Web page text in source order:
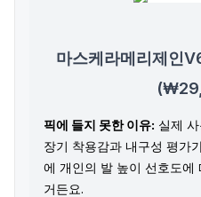
마스케라메리제인
픽에 들지 못한 이유: 실제
장기 착용감과 내구성 평가
에 개인의 발 높이 선호도에
거든요.